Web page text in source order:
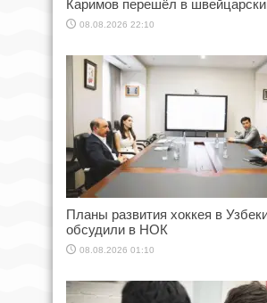
Каримов перешёл в
08.08.2026 22:10
Планы развития хоккея в
обсудили в НОК
08.08.2026 01:10